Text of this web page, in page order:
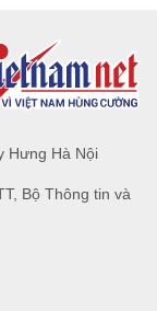
Hưng Hà Nội
Bộ Thông tin và